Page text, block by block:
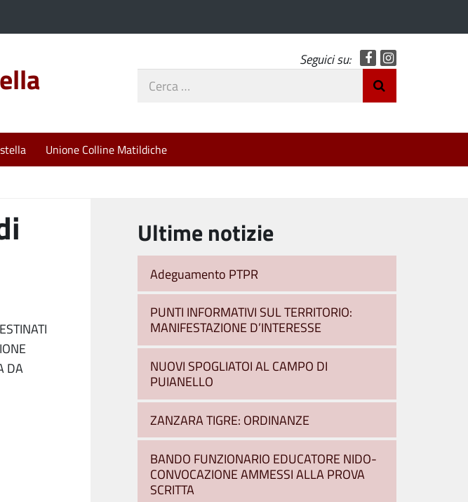
Seguici su: Facebook
Cerca
Unione Colline Matildiche
DA
Ultime notizie
Adeguamento PTPR
PUNTI INFORMATIVI SUL TERRITORIO:
MANIFESTAZIONE D’INTERESSE
NUOVI SPOGLIATOI AL CAMPO DI
PUIANELLO
ZANZARA TIGRE: ORDINANZE
BANDO FUNZIONARIO EDUCATORE NIDO-
CONVOCAZIONE AMMESSI ALLA PROVA
SCRITTA